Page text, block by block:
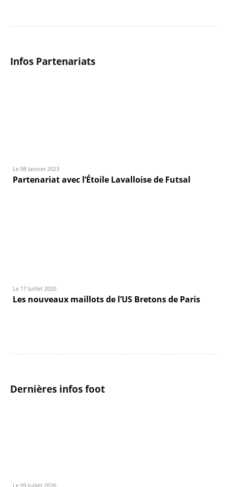
Infos Partenariats
Le 08 Janvier 2023
Partenariat avec l’Étoile Lavalloise de Futsal
Le 17 Juillet 2020
Les nouveaux maillots de l’US Bretons de Paris
Dernières infos foot
Le 09 Juillet 2026